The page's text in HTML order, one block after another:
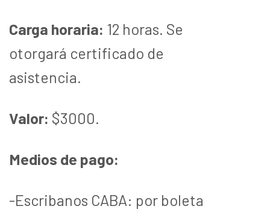
Carga horaria: 12 horas. Se
otorgará certificado de
asistencia.
Valor: $3000.
Medios de pago:
-Escribanos CABA: por boleta